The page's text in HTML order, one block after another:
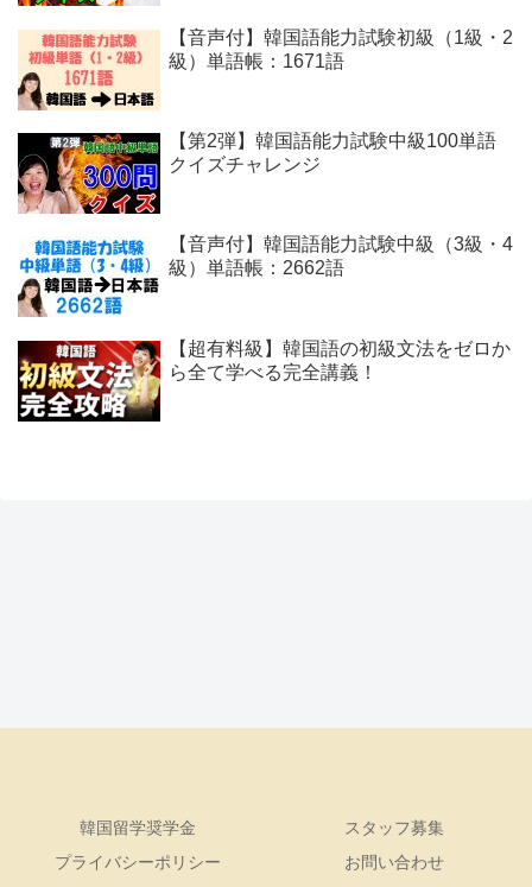
【音声付】韓国語能力試験初級（1級・2
級）単語帳：1671語
【第2弾】韓国語能力試験中級100単語
クイズチャレンジ
【音声付】韓国語能力試験中級（3級・4
級）単語帳：2662語
【超有料級】韓国語の初級文法をゼロか
ら全て学べる完全講義！
韓国留学奨学金
スタッフ募集
プライバシーポリシー
お問い合わせ